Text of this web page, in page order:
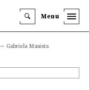
Menu
Gabriela Manista